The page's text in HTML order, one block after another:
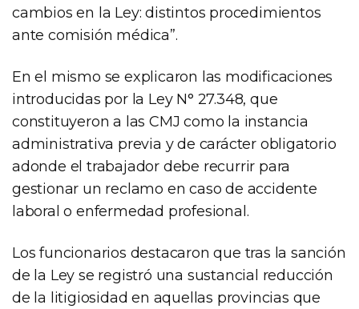
cambios en la Ley: distintos procedimientos
ante comisión médica”.
En el mismo se explicaron las modificaciones
introducidas por la Ley N° 27.348, que
constituyeron a las CMJ como la instancia
administrativa previa y de carácter obligatorio
adonde el trabajador debe recurrir para
gestionar un reclamo en caso de accidente
laboral o enfermedad profesional.
Los funcionarios destacaron que tras la sanción
de la Ley se registró una sustancial reducción
de la litigiosidad en aquellas provincias que